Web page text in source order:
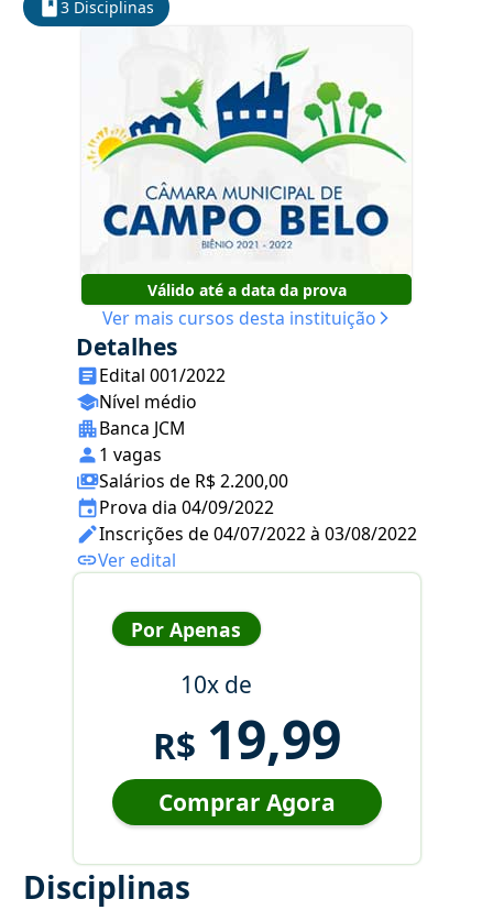
3 Disciplinas
Válido até a data da prova
Ver mais cursos desta instituição
Detalhes
Edital 001/2022
Nível médio
Banca JCM
1 vagas
Salários de R$ 2.200,00
Prova dia 04/09/2022
Inscrições de 04/07/2022 à 03/08/2022
Ver edital
Por Apenas
10x de
R$ 19,99
Comprar Agora
Disciplinas